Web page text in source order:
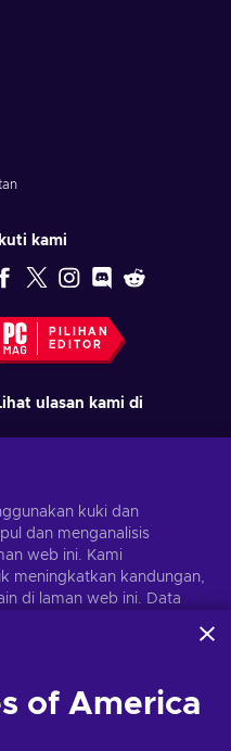
Ikuti kami
PILIHAN
EDITOR
ulasan kami di
diperibadikan
kuki dan
dan menganalisis
web ini. Kami
meningkatkan kandungan,
di laman web ini. Data
dan rakan kongsinya.
anda dengan mengklik
of America